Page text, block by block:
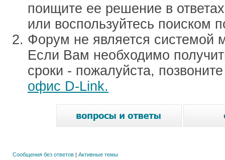
поищите ее решение в
или воспользуйтесь поиском
Форум не является системой
Если Вам необходимо
сроки - пожалуйста,
офис D-Link.
Сообщения без ответов | Активные темы